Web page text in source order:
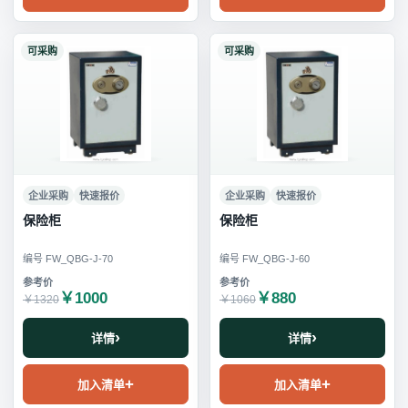
可采购
企业采购 快速报价
保险柜
编号 FW_QBG-J-70
￥1320 ￥1000
详情
加入清单
可采购
企业采购 快速报价
保险柜
编号 FW_QBG-J-60
￥1060 ￥880
详情
加入清单